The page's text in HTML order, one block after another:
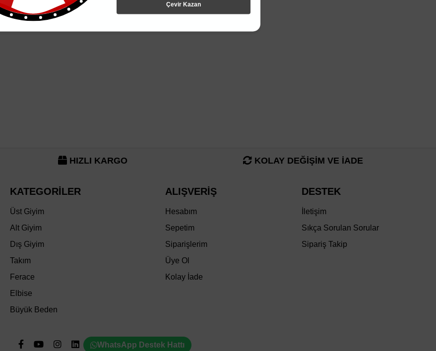
HIZLI KARGO KOLAY DEĞİŞİM VE İADE
KATEGORİLER
Üst Giyim
Alt Giyim
Dış Giyim
Takım
Ferace
Elbise
Büyük Beden
ALIŞVERİŞ
Hesabım
Sepetim
Siparişlerim
Üye Ol
Kolay İade
DESTEK
İletişim
Sıkça Sorulan Sorular
Sipariş Takip
WhatsApp Destek Hattı
Çevir Kazan